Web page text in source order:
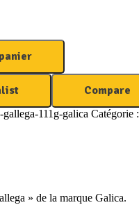
Compare
gallega-111g-galica Catégorie :
» de la marque Galica.